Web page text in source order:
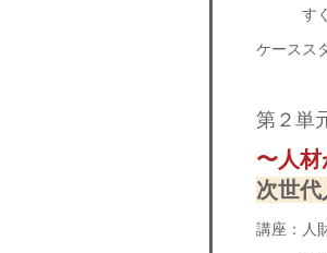
すぐに
ケースス
第２単
〜人
次世
講座：人